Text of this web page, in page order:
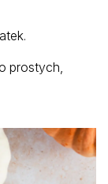
prostych,